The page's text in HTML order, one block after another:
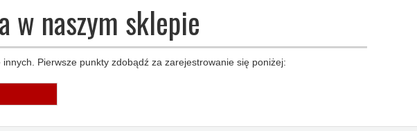
w naszym sklepie
Pierwsze punkty zdobądź za zarejestrowanie się poniżej: